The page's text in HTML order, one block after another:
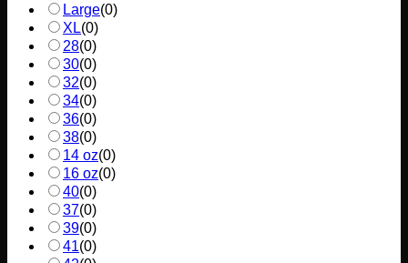
Large(0)
XL(0)
28(0)
30(0)
32(0)
34(0)
36(0)
38(0)
14 oz(0)
16 oz(0)
40(0)
37(0)
39(0)
41(0)